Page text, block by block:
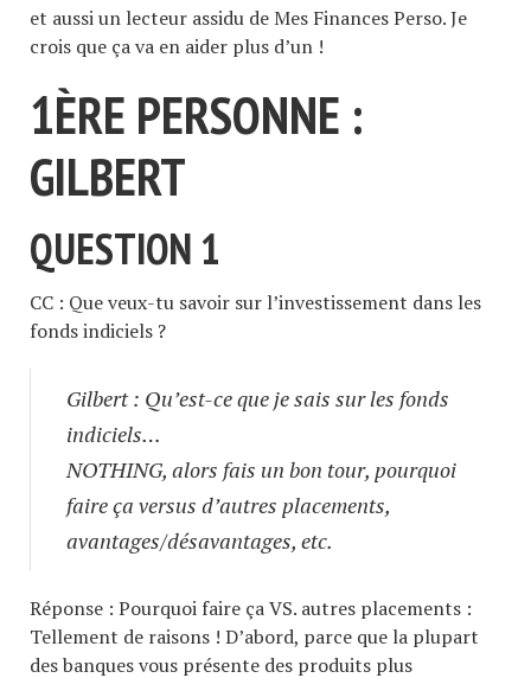
et aussi un lecteur assidu de Mes Finances Perso. Je
crois que ça va en aider plus d’un !
1ÈRE PERSONNE :
GILBERT
QUESTION 1
CC : Que veux-tu savoir sur l’investissement dans les
fonds indiciels ?
Gilbert : Qu’est-ce que je sais sur les fonds
indiciels…
NOTHING, alors fais un bon tour, pourquoi
faire ça versus d’autres placements,
avantages/désavantages, etc.
Réponse : Pourquoi faire ça VS. autres placements :
Tellement de raisons ! D’abord, parce que la plupart
des banques vous présente des produits plus